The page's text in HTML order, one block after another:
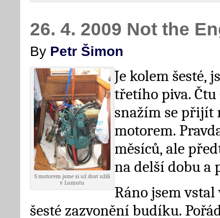
26. 4. 2009 Not the
By Petr Šimon
S motorem jsme si už dost užili
v Lumutu
Je kolem šesté,
třetího piva. Čtu
snažím se přijít
motorem.
měsíců, ale
na delší dobu a
Ráno jsem
šesté zazvonění budíku.